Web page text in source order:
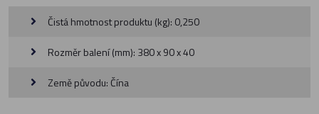
Čistá hmotnost produktu (kg): 0,250
Rozměr balení (mm): 380 x 90 x 40
Země původu: Čína